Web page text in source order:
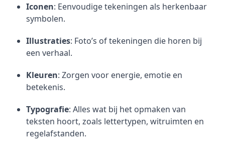
Iconen: Eenvoudige tekeningen als herkenbaar
symbolen.
Illustraties: Foto’s of tekeningen die horen bij
een verhaal.
Kleuren: Zorgen voor energie, emotie en
betekenis.
Typografie: Alles wat bij het opmaken van
teksten hoort, zoals lettertypen, witruimten en
regelafstanden.